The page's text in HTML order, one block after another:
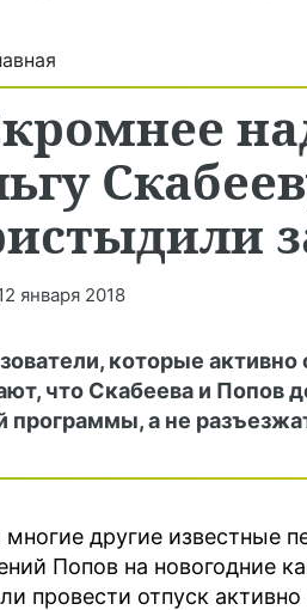
января 2018
которые
что Скабеева и Попов
программы, а не
многие другие известные
Попов на новогодние
провести отпуск